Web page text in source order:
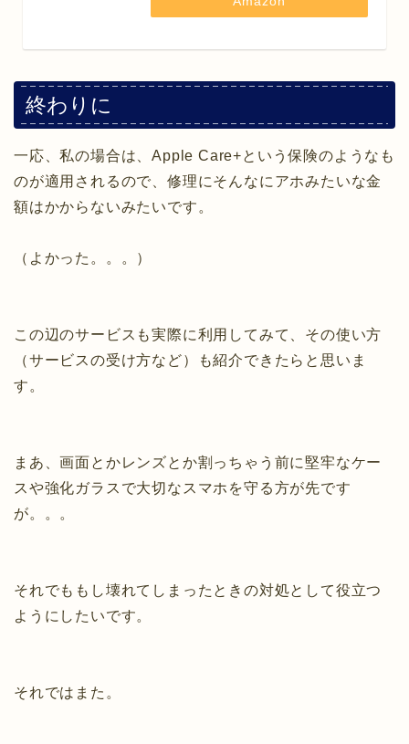
終わりに
一応、私の場合は、Apple Care+という保険のようなも
のが適用されるので、修理にそんなにアホみたいな金
額はかからないみたいです。
（よかった。。。）
この辺のサービスも実際に利用してみて、その使い方
（サービスの受け方など）も紹介できたらと思いま
す。
まあ、画面とかレンズとか割っちゃう前に堅牢なケー
スや強化ガラスで大切なスマホを守る方が先です
が。。。
それでももし壊れてしまったときの対処として役立つ
ようにしたいです。
それではまた。